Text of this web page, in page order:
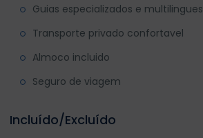
Guias especializados e multilingues
Transporte privado confortavel
Almoco incluido
Seguro de viagem
Incluído/Excluído